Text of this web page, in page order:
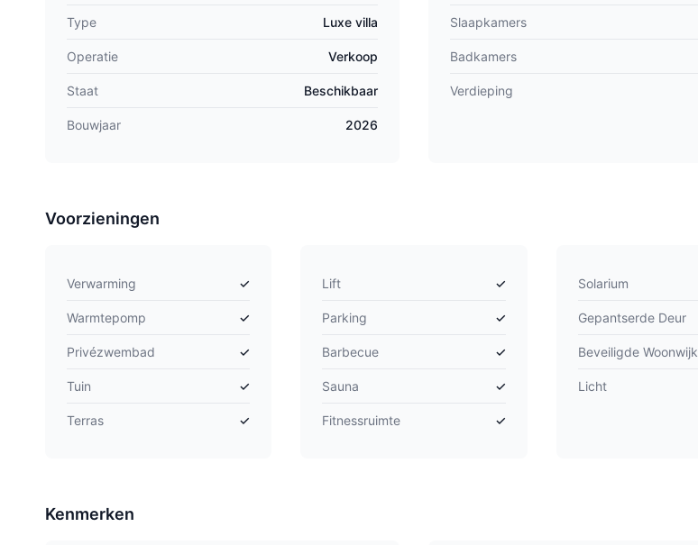
Type Luxe villa
Operatie Verkoop
Staat Beschikbaar
Bouwjaar 2026
Slaapkamers
Badkamers
Verdieping
Voorzieningen
Verwarming ✓
Warmtepomp ✓
Privézwembad ✓
Tuin ✓
Terras ✓
Lift ✓
Parking ✓
Barbecue ✓
Sauna ✓
Fitnessruimte ✓
Solarium
Gepantserde Deur
Beveiligde Woonwijk
Licht
Kenmerken